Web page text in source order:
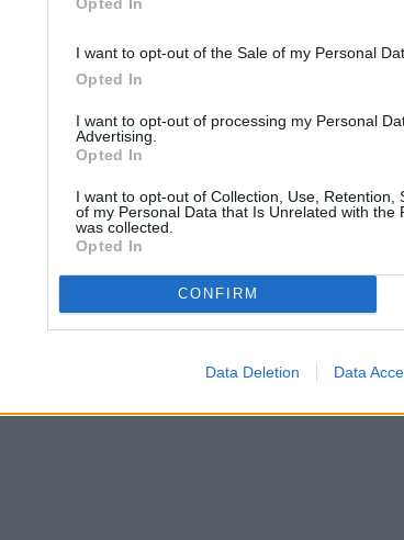
I want to opt-out of the Sale of my Personal
Opted In
I want to opt-out of processing my Personal
Advertising.
Opted In
I want to opt-out of Collection, Use, Retention,
of my Personal Data that Is Unrelated with the
was collected.
Opted In
CONFIRM
Data Deletion Data